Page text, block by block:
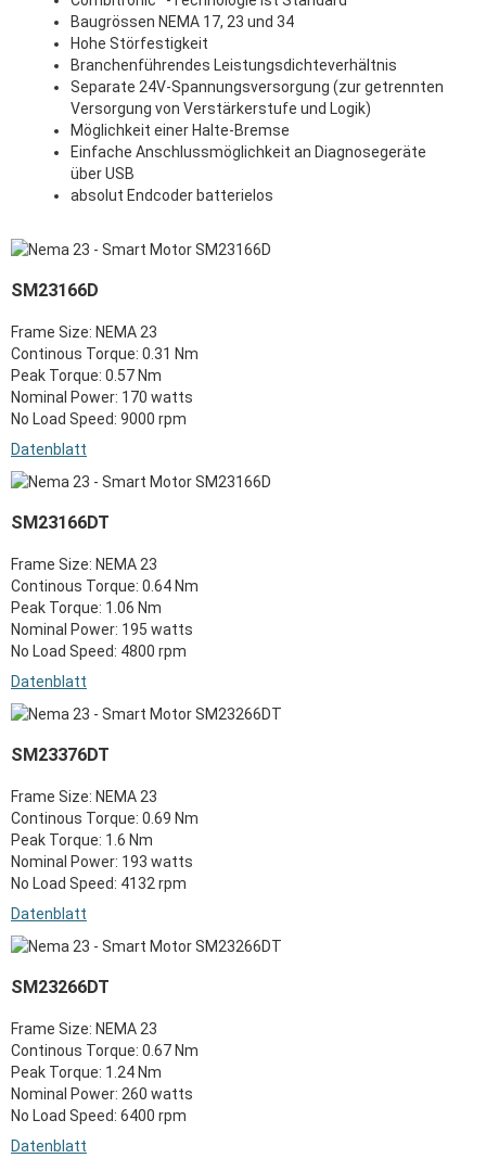
Baugrössen NEMA 17, 23 und 34
Hohe Störfestigkeit
Branchenführendes Leistungsdichteverhältnis
Separate 24V-Spannungsversorgung (zur getrennten
Versorgung von Verstärkerstufe und Logik)
Möglichkeit einer Halte-Bremse
Einfache Anschlussmöglichkeit an Diagnosegeräte
über USB
absolut Endcoder batterielos
SM23166D
Frame Size: NEMA 23
Continous Torque: 0.31 Nm
Peak Torque: 0.57 Nm
Nominal Power: 170 watts
No Load Speed: 9000 rpm
Datenblatt
SM23166DT
Frame Size: NEMA 23
Continous Torque: 0.64 Nm
Peak Torque: 1.06 Nm
Nominal Power: 195 watts
No Load Speed: 4800 rpm
Datenblatt
SM23376DT
Frame Size: NEMA 23
Continous Torque: 0.69 Nm
Peak Torque: 1.6 Nm
Nominal Power: 193 watts
No Load Speed: 4132 rpm
Datenblatt
SM23266DT
Frame Size: NEMA 23
Continous Torque: 0.67 Nm
Peak Torque: 1.24 Nm
Nominal Power: 260 watts
No Load Speed: 6400 rpm
Datenblatt